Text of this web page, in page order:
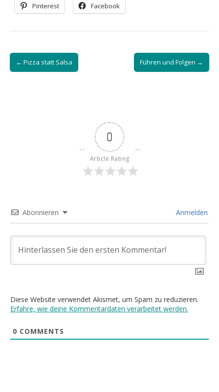
Pinterest Facebook
Post
navigation
← Pizza statt Salsa Führen und Folgen →
0
Article Rating
Abonnieren Anmelden
Diese Website verwendet Akismet, um Spam zu reduzieren.
Erfahre, wie deine Kommentardaten verarbeitet werden.
0 COMMENTS